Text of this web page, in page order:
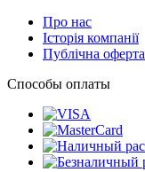
Про нас
Історія компанії
Публічна оферта
Способы оплаты